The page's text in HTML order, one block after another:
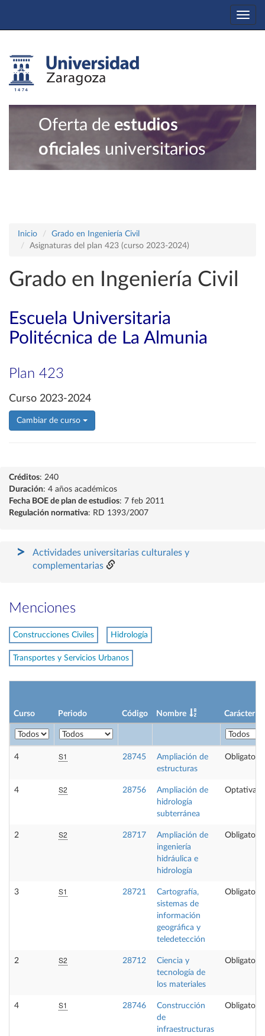
Oferta de estudios
oficiales universitarios
Inicio
Grado en Ingeniería Civil
Asignaturas del plan 423 (curso 2023-2024)
Grado en Ingeniería Civil
Escuela Universitaria
Politécnica de La Almunia
Plan 423
Curso 2023-2024
Cambiar de curso
Créditos: 240
Duración: 4 años académicos
Fecha BOE de plan de estudios: 7 feb 2011
Regulación normativa: RD 1393/2007
Actividades universitarias culturales y
complementarias
Menciones
Construcciones Civiles Hidrología
Transportes y Servicios Urbanos
Curso Periodo Código Nombre Carácter
4 S1 28745
Ampliación de
estructuras
Obligatoria
4 S2 28756
Ampliación de
hidrología
subterránea
Optativa
2 S2 28717
Ampliación de
ingeniería
hidráulica e
hidrología
Obligatoria
3 S1 28721
Cartografía,
sistemas de
información
geográfica y
teledetección
Obligatoria
2 S2 28712
Ciencia y
tecnología de
los materiales
Obligatoria
4 S1 28746
Construcción
de
infraestructuras
Obligatoria